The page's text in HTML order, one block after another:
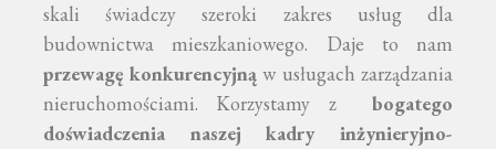
skali świadczy szeroki zakres usług dla
budownictwa mieszkaniowego. Daje to nam
przewagę konkurencyjnąw usługach zarządzania
nieruchomościami. Korzystamy z bogatego
doświadczenia naszejkadry inżynieryjno-